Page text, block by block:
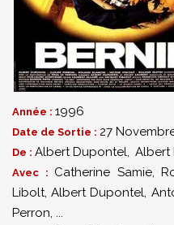
Année : 1996
Date de Sortie : 27
De : Albert Dupontel, Albert
Avec : Catherine Samie,
Libolt,Albert Dupontel,
Perron, ...